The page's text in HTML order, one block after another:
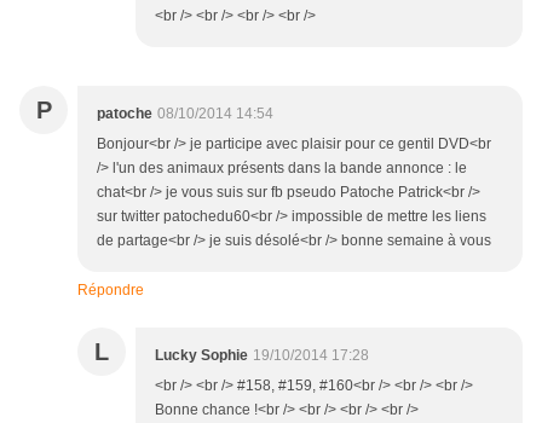
<br /> <br /> <br /> <br />
P patoche 08/10/2014 14:54
Bonjour<br /> je participe avec plaisir pour ce gentil DVD<br
/> l'un des animaux présents dans la bande annonce : le
chat<br /> je vous suis sur fb pseudo Patoche Patrick<br />
sur twitter patochedu60<br /> impossible de mettre les liens
de partage<br /> je suis désolé<br /> bonne semaine à vous
Répondre
L Lucky Sophie 19/10/2014 17:28
<br /> <br /> #158, #159, #160<br /> <br /> <br />
Bonne chance !<br /> <br /> <br /> <br />